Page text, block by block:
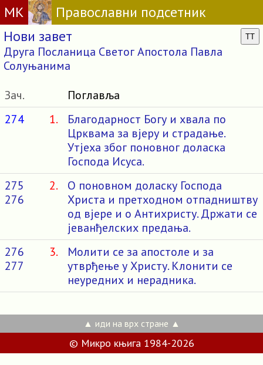
МК
Православни подсетник
Нови завет
TT
Друга Посланица Светог Апостола Павла
Солуњанима
Зач.
Поглавља
274
1.
Благодарност Богу и хвала по
Црквама за вјеру и страдање.
Утјеха због поновног доласка
Господа Исуса.
275
276
2.
О поновном доласку Господа
Христа и претходном отпадништву
од вјере и о Антихристу. Држати се
јеванђелских предања.
276
277
3.
Молити се за апостоле и за
утврђење у Христу. Клонити се
неуредних и нерадника.
▲ иди на врх стране ▲
© Микро књига 1984-2026